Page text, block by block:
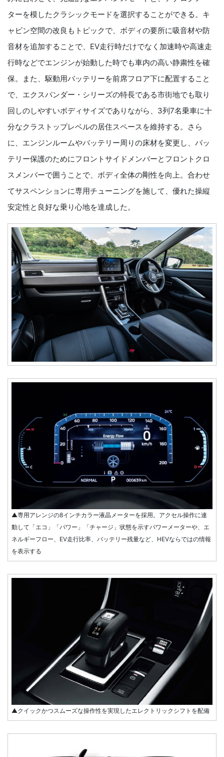
ターを模したクラシックモードを選択することができる。キ
ャビン空間の改良もトピックで、ボディの要所に吸音材や防
音材を追加することで、EV走行時だけでなく加速時や高速走
行時などでエンジンが始動した時でも車内の高い静粛性を確
保。また、駆動用バッテリーを前席フロア下に配置すること
で、エクスパンダー・シリーズの特長である市街地でも取り
回しのしやすいボディサイズでありながら、3列7名乗車に十
分なクラストップレベルの居住スペースを維持する。さら
に、エンジンルームやバッテリー周りの床材を変更し、バッ
テリー保護のためにフロントサイドメンバーとフロントクロ
スメンバーで囲うことで、ボディ全体の剛性を向上。合わせ
てサスペンションに専用チューニングを施して、優れた操縦
安定性と良好な乗り心地を達成した。
▲専用アレンジの8インチカラー液晶メーターを採用。アクセル操作に連
動して「エコ」「パワー」「チャージ」状態を示すパワーメーターや、エ
ネルギーフロー、EV走行比率、バッテリー残量など、HEVならではの情報
を表示する
▲クイックかつスムーズな操作性を実現したエレクトリックシフトを配備